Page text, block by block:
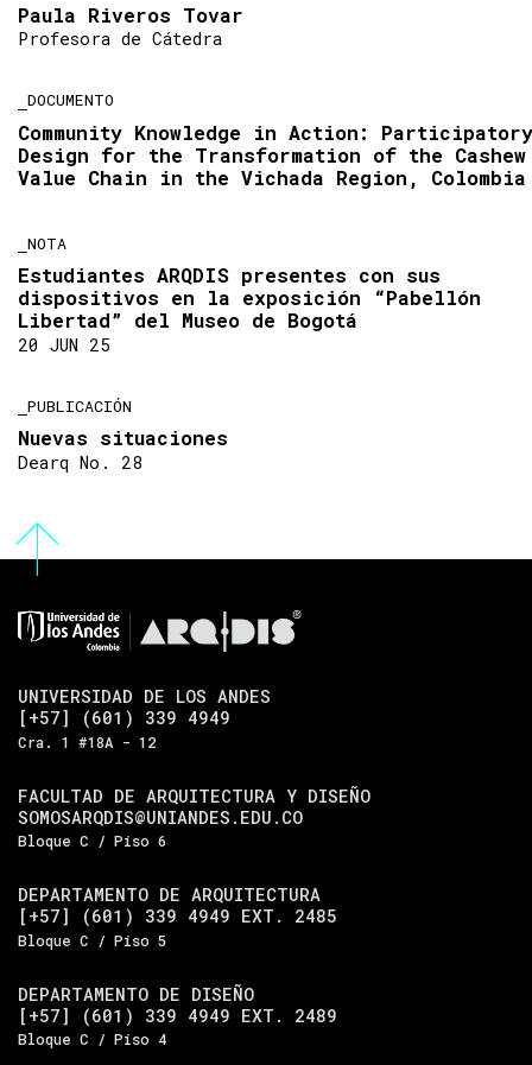
Paula Riveros Tovar
Profesora de Cátedra
DOCUMENTO
Community Knowledge in Action: Participatory
Design for the Transformation of the Cashew
Value Chain in the Vichada Region, Colombia
NOTA
Estudiantes ARQDIS presentes con sus
dispositivos en la exposición “Pabellón
Libertad” del Museo de Bogotá
20 JUN 25
PUBLICACIÓN
Nuevas situaciones
Dearq No. 28
UNIVERSIDAD DE LOS ANDES
[+57] (601) 339 4949
Cra. 1 #18A - 12
FACULTAD DE ARQUITECTURA Y DISEÑO
SOMOSARQDIS@UNIANDES.EDU.CO
Bloque C / Piso 6
DEPARTAMENTO DE ARQUITECTURA
[+57] (601) 339 4949 EXT. 2485
Bloque C / Piso 5
DEPARTAMENTO DE DISEÑO
[+57] (601) 339 4949 EXT. 2489
Bloque C / Piso 4